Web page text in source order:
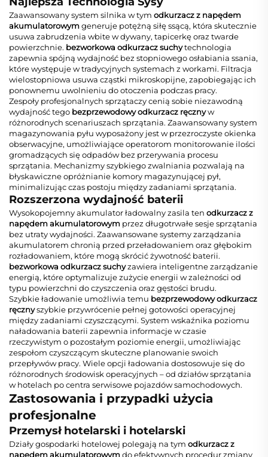
Zaawansowany system silnika w tym odkurzacz z napędem
akumulatorowymgeneruje potężną siłę ssącą, która skutecznie
usuwa zabrudzenia wbite w dywany, tapicerkę oraz twarde
powierzchnie. bezworkowa odkurzacz suchytechnologia
zapewnia spójną wydajność bez stopniowego osłabiania ssania,
które występuje w tradycyjnych systemach z workami. Filtracja
wielostopniowa usuwa cząstki mikroskopijne, zapobiegając ich
ponownemu uwolnieniu do otoczenia podczas pracy.
Zespoły profesjonalnych sprzątaczy cenią sobie niezawodną
wydajność tego bezprzewodowy odkurzacz ręcznyw
różnorodnych scenariuszach sprzątania. Zaawansowany system
magazynowania pyłu wyposażony jest w przezroczyste okienka
obserwacyjne, umożliwiające operatorom monitorowanie ilości
gromadzących się odpadów bez przerywania procesu
sprzątania. Mechanizmy szybkiego zwalniania pozwalają na
błyskawiczne opróżnianie komory magazynującej pył,
minimalizując czas postoju między zadaniami sprzątania.
Rozszerzona wydajność baterii
Wysokopojemny akumulator ładowalny zasila ten odkurzacz z
napędem akumulatorowym przez długotrwałe sesje sprzątania
bez utraty wydajności. Zaawansowane systemy zarządzania
akumulatorem chronią przed przeładowaniem oraz głębokim
rozładowaniem, które mogą skrócić żywotność baterii.
bezworkowa odkurzacz suchyzawiera inteligentne zarządzanie
energią, które optymalizuje zużycie energii w zależności od
typu powierzchni do czyszczenia oraz gęstości brudu.
Szybkie ładowanie umożliwia temu bezprzewodowy odkurzacz
ręcznyszybkie przywrócenie pełnej gotowości operacyjnej
między zadaniami czyszczącymi. System wskaźnika poziomu
naładowania baterii zapewnia informacje w czasie
rzeczywistym o pozostałym poziomie energii, umożliwiając
zespołom czyszczącym skuteczne planowanie swoich
przepływów pracy. Wiele opcji ładowania dostosowuje się do
różnorodnych środowisk operacyjnych – od działów sprzątania
w hotelach po centra serwisowe pojazdów samochodowych.
Zastosowania i przypadki użycia
profesjonalne
Przemysł hotelarski i hotelarski
Działy gospodarki hotelowej polegają na tym odkurzacz z
napędem akumulatorowymdo efektywnych procedur zmiany